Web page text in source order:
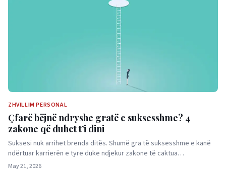
ZHVILLIM PERSONAL
Çfarë bëjnë ndryshe gratë e suksesshme? 4
zakone që duhet t’i dini
Suksesi nuk arrihet brenda ditës. Shumë gra të suksesshme e kanë
ndërtuar karrierën e tyre duke ndjekur zakone të caktua…
May 21, 2026